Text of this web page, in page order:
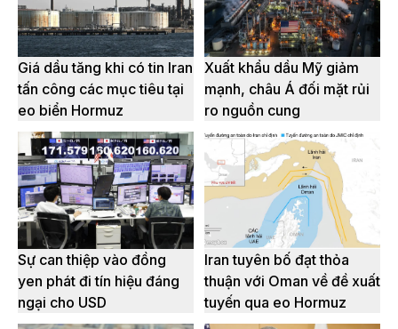
Giá dầu tăng khi có tin Iran
tấn công các mục tiêu tại
eo biển Hormuz
Xuất khẩu dầu Mỹ giảm
mạnh, châu Á đối mặt rủi
ro nguồn cung
Sự can thiệp vào đồng
yen phát đi tín hiệu đáng
ngại cho USD
Iran tuyên bố đạt thỏa
thuận với Oman về đề xuất
tuyến qua eo Hormuz